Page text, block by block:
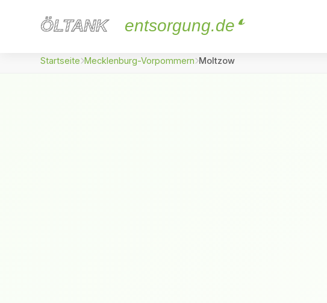
ÖLTANK
ÖLTANK entsorgung.de
Startseite Mecklenburg-Vorpommern Moltzow